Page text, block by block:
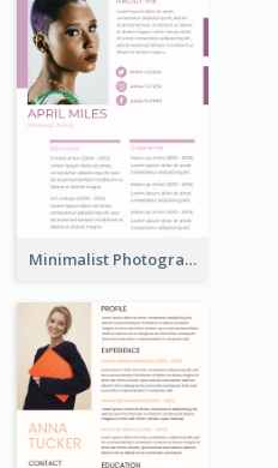
Minimalist Photography Assistant Resume